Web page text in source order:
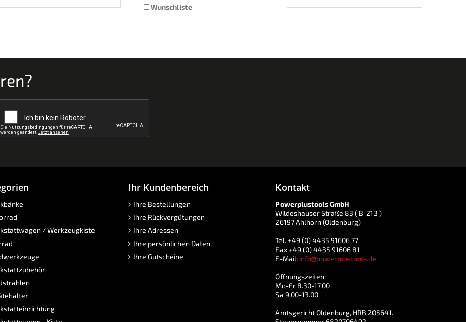
Wunschliste
/ Werkzeugkiste
Ihr Kundenbereich
Ihre Bestellungen
Ihre Rückvergütungen
Ihre Adressen
Ihre persönlichen Daten
Ihre Gutscheine
Kontakt
Powerplustools GmbH
Wildeshauser Straße 83 ( B-213 )
26197 Ahlhorn (Oldenburg)
Tel. +49 (0) 4435 91606 77
Fax +49 (0) 4435 91606 81
E-Mail: info@powerplustools.de
Öffnungszeiten:
Mo-Fr 8.30-17.00
Sa 9.00-13.00
Amtsgericht Oldenburg, HRB 205641.